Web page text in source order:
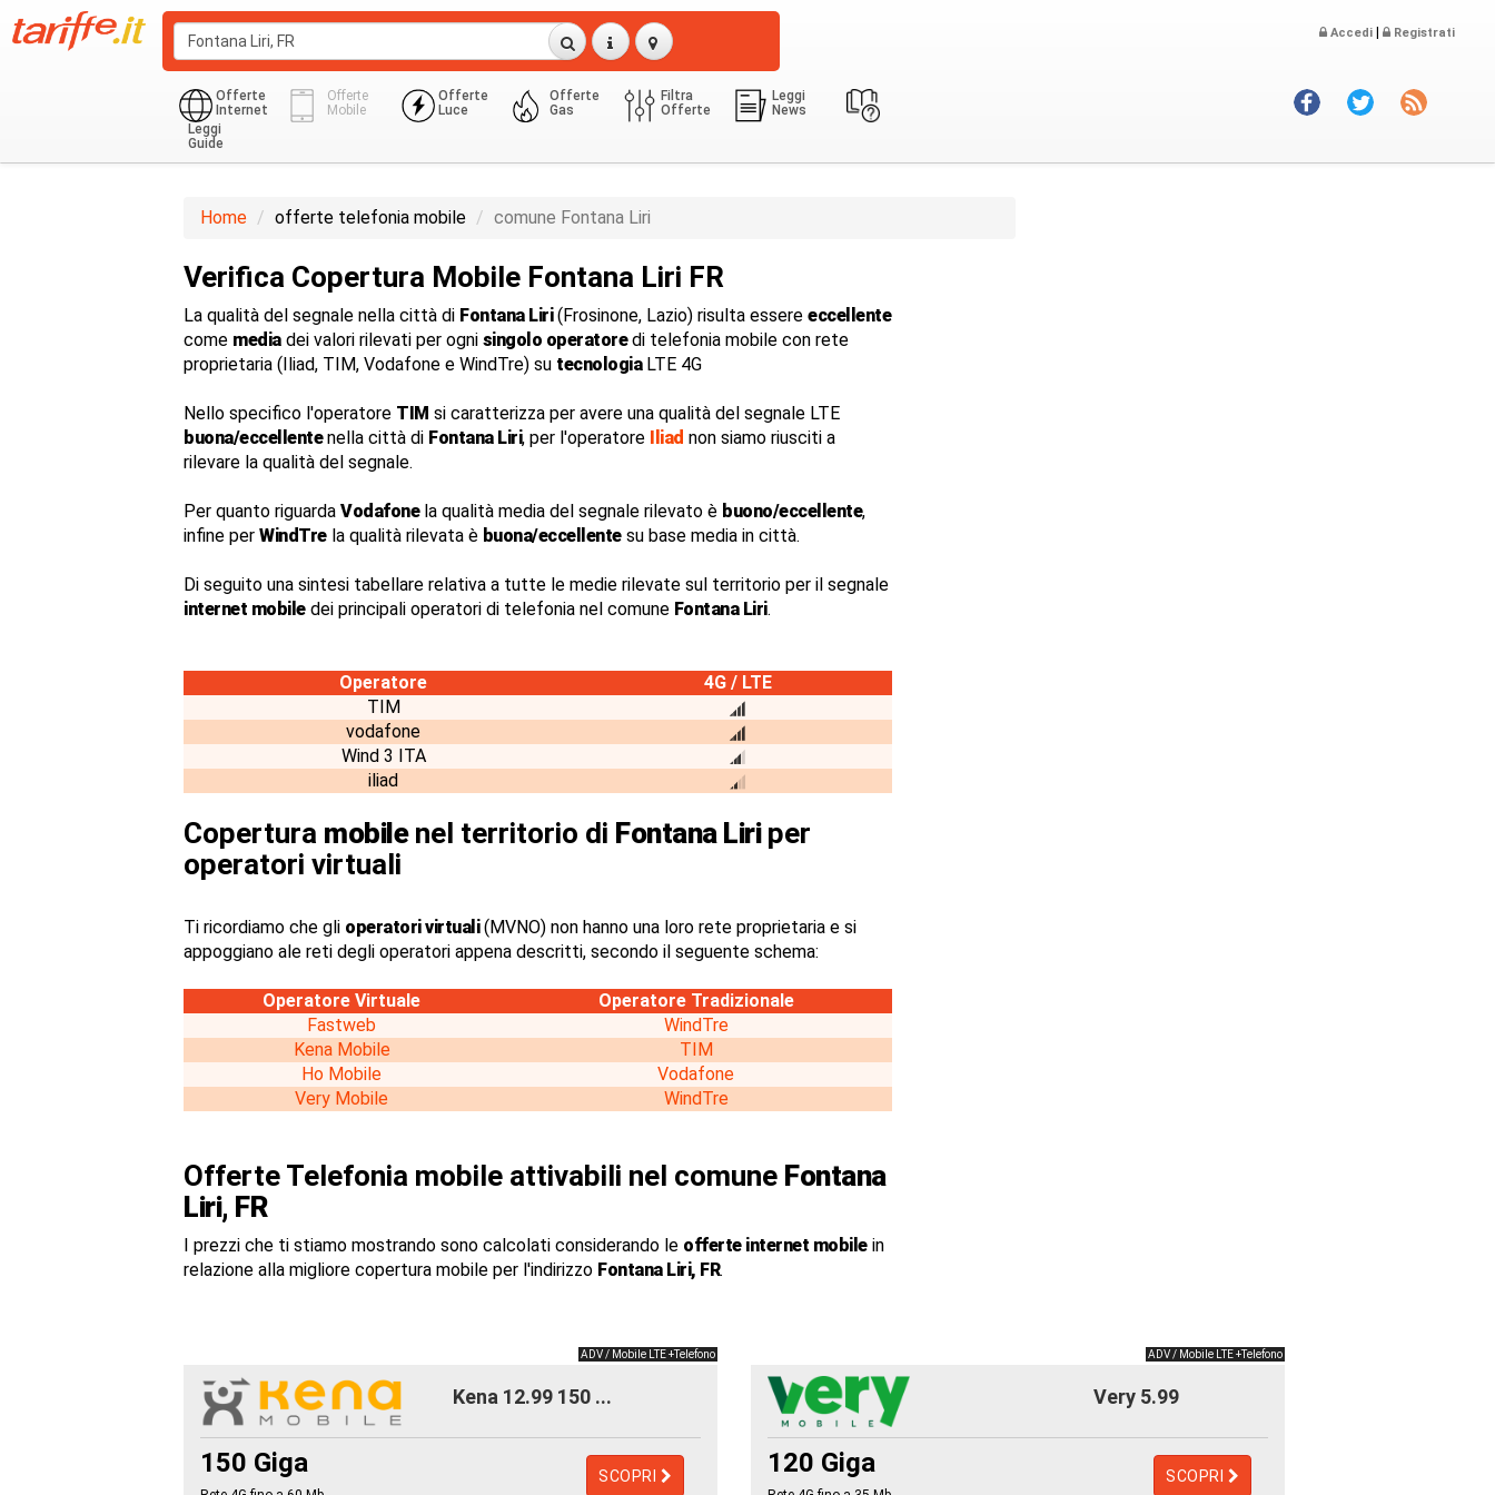
Accedi | Registrati
Offerte
Internet
Offerte
Mobile
Offerte
Luce
Offerte
Gas
Filtra
Offerte
Leggi
News
Leggi
Guide
Home offerte telefonia mobile comune Fontana Liri
Verifica Copertura Mobile Fontana Liri FR
La qualità del segnale nella città di Fontana Liri(Frosinone, Lazio) risulta essere eccellente
come mediadei valori rilevati per ogni singolo operatoredi telefonia mobile con rete
proprietaria (Iliad, TIM, Vodafone e WindTre) su tecnologiaLTE 4G
Nello specifico l'operatore TIM si caratterizza per avere una qualità del segnale LTE
buona/eccellentenella città di Fontana Liri, per l'operatore Iliad non siamo riusciti a
rilevare la qualità del segnale.
Per quanto riguarda Vodafonela qualità media del segnale rilevato è buono/eccellente,
infine per WindTrela qualità rilevata è buona/eccellentesu base media in città.
Di seguito una sintesi tabellare relativa a tutte le medie rilevate sul territorio per il segnale
internet mobiledei principali operatori di telefonia nel comune Fontana Liri.
Operatore
4G / LTE
TIM
vodafone
Wind 3 ITA
iliad
Copertura mobilenel territorio di Fontana Liriper
operatori virtuali
Ti ricordiamo che gli operatori virtuali(MVNO) non hanno una loro rete proprietaria e si
appoggiano ale reti degli operatori appena descritti, secondo il seguente schema:
Operatore Virtuale
Operatore Tradizionale
Fastweb
WindTre
Kena Mobile
TIM
Ho Mobile
Vodafone
Very Mobile
WindTre
Offerte Telefonia mobile attivabili nel comune Fontana
Liri, FR
I prezzi che ti stiamo mostrando sono calcolati considerando le offerte internet mobilein
relazione alla migliore copertura mobile per l'indirizzo Fontana Liri, FR.
ADV / Mobile LTE +Telefono
Kena 12.99 150 ...
150 Giga SCOPRI
ADV / Mobile LTE +Telefono
Very 5.99
120 Giga SCOPRI